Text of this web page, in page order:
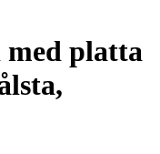
platta